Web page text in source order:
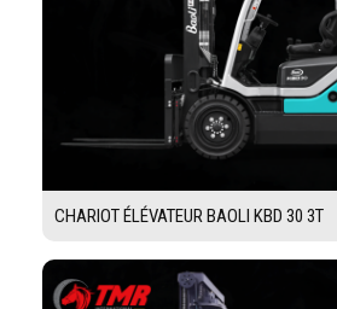
CHARIOT ÉLÉVATEUR BAOLI KBD 30 3T